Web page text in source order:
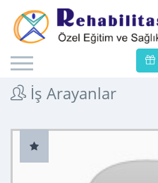
İş Arayanlar